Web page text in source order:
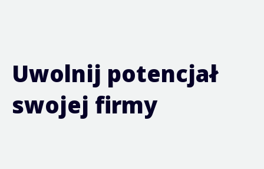
Uwolnij potencjał
swojej firmy